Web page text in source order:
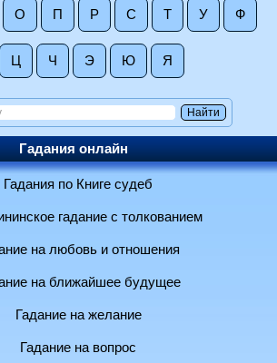
О П Р С Т У Ф
Ц Ч Э Ю Я
Гадания онлайн
Гадания по Книге судеб
гадание с толкованием
на любовь и отношения
на ближайшее будущее
Гадание на желание
Гадание на вопрос